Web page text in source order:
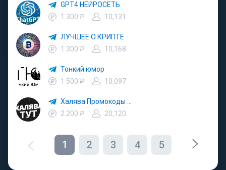
GPT4 НЕЙРОСЕТЬ
1 300 ₽
10,131
ЛУЧШЕЕ О КРИПТЕ
1 300 ₽
10,168
Тонкий юмор
1 500 ₽
10,097
2 200 ₽
20,120
1 2 3 4 5